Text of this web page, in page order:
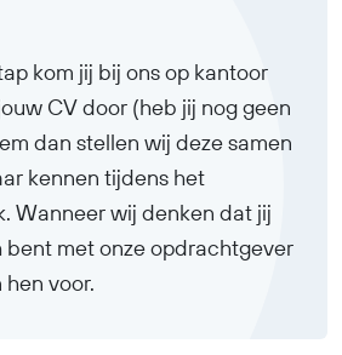
kom jij bij ons op kantoor
CV door (heb jij nog geen
dan stellen wij deze samen
kennen tijdens het
Wanneer wij denken dat jij
met onze opdrachtgever
voor.